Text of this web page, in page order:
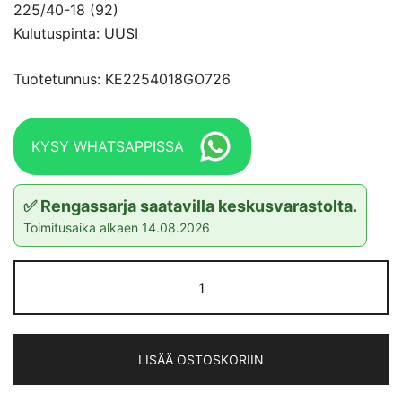
225/40-18 (92)
Kulutuspinta: UUSI
Tuotetunnus: KE2254018GO726
KYSY WHATSAPPISSA
✅ Rengassarja saatavilla keskusvarastolta.
Toimitusaika alkaen 14.08.2026
Eagle
F1
6 XL
kesärengas
LISÄÄ OSTOSKORIIN